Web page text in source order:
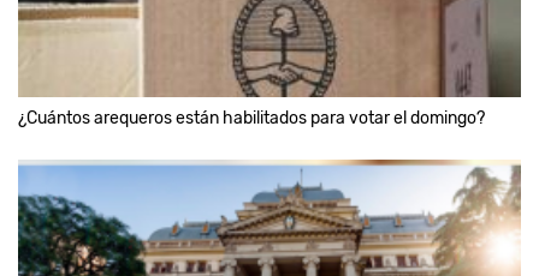
¿Cuántos arequeros están habilitados para votar el domingo?